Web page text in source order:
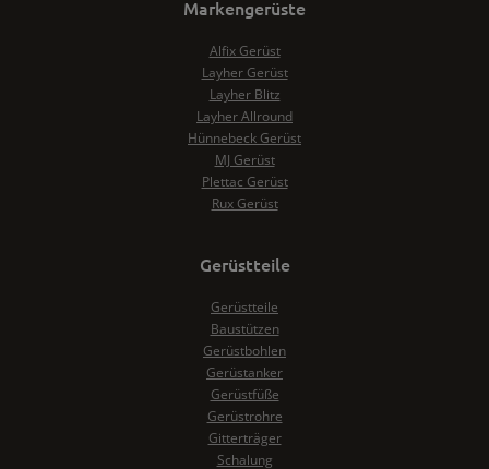
Markengerüste
Alfix Gerüst
Layher Gerüst
Layher Blitz
Layher Allround
Hünnebeck Gerüst
MJ Gerüst
Plettac Gerüst
Rux Gerüst
Gerüstteile
Gerüstteile
Baustützen
Gerüstbohlen
Gerüstanker
Gerüstfüße
Gerüstrohre
Gitterträger
Schalung